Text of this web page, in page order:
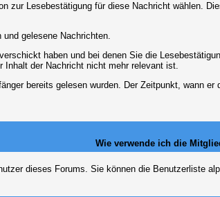
zur Lesebestätigung für diese Nachricht wählen.
gelesene Nachrichten.
haben und bei denen Sie die
Inhalt der Nachricht nicht mehr relevant ist.
bereits gelesen wurden. Der Zeitpunkt, wann er
Wie verwende ich die
dieses Forums. Sie können die Benutzerliste